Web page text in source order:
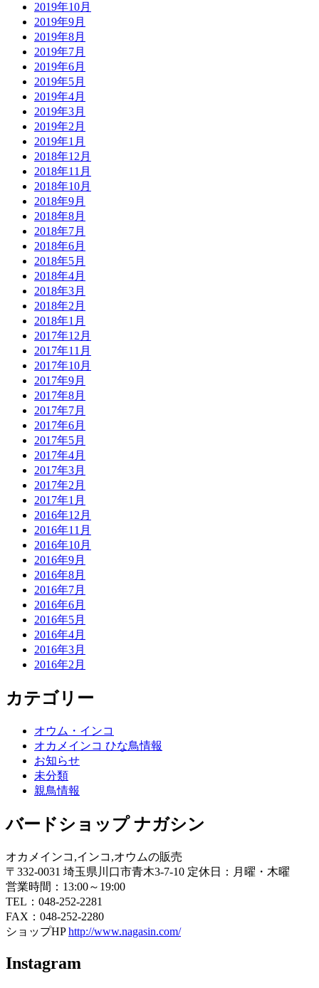
2019年10月
2019年9月
2019年8月
2019年7月
2019年6月
2019年5月
2019年4月
2019年3月
2019年2月
2019年1月
2018年12月
2018年11月
2018年10月
2018年9月
2018年8月
2018年7月
2018年6月
2018年5月
2018年4月
2018年3月
2018年2月
2018年1月
2017年12月
2017年11月
2017年10月
2017年9月
2017年8月
2017年7月
2017年6月
2017年5月
2017年4月
2017年3月
2017年2月
2017年1月
2016年12月
2016年11月
2016年10月
2016年9月
2016年8月
2016年7月
2016年6月
2016年5月
2016年4月
2016年3月
2016年2月
カテゴリー
オウム・インコ
オカメインコ ひな鳥情報
お知らせ
未分類
親鳥情報
バードショップ ナガシン
オカメインコ,インコ,オウムの販売
〒332-0031 埼玉県川口市青木3-7-10 定休日：月曜・木曜
営業時間：13:00～19:00
TEL：048-252-2281
FAX：048-252-2280
ショップHPhttp://www.nagasin.com/
Instagram